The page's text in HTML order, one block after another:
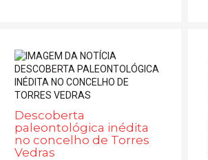
Descoberta
paleontológica inédita
no concelho de Torres
Vedras